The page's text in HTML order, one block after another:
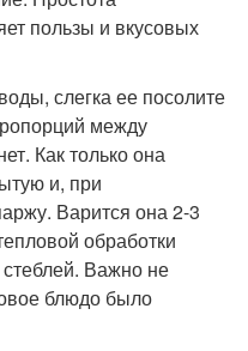
пользы и вкусовых
слегка ее посолите
между
Как только она
и, при
Варится она 2-3
обработки
Важно не
блюдо было